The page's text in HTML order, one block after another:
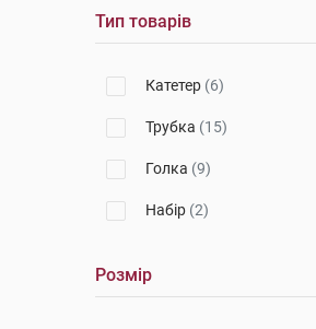
Б.Браун Мельзунген(1)
Тип товарів
Катетер (6)
Трубка (15)
Голка (9)
Набір (2)
Розмір